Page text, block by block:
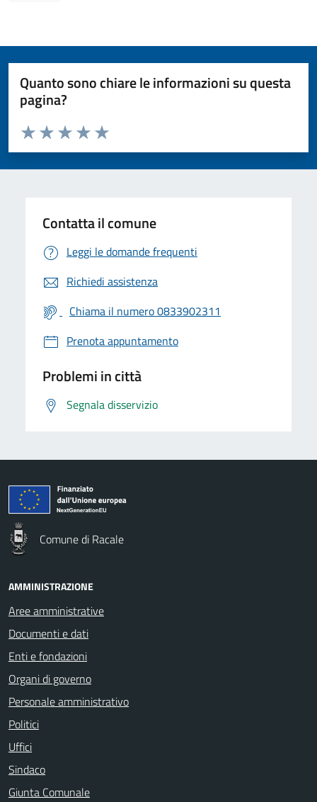
Quanto sono chiare le informazioni su questa
pagina?
Valuta da 1 a 5 stelle la pagina
Valuta 5 stelle su 5
Valuta 4 stelle su 5
Valuta 3 stelle su 5
Valuta 2 stelle su 5
Valuta 1 stelle su 5
Contatta il comune
Leggi le domande frequenti
Richiedi assistenza
Chiama il numero 0833902311
Prenota appuntamento
Problemi in città
Segnala disservizio
Comune di Racale
AMMINISTRAZIONE
Aree amministrative
Documenti e dati
Enti e fondazioni
Organi di governo
Personale amministrativo
Politici
Uffici
Sindaco
Giunta Comunale